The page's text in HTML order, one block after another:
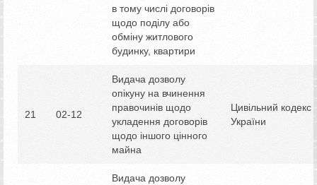
в тому числі договорів
щодо поділу або
обміну житлового
будинку, квартири
21 02-12
Видача дозволу
опікуну на вчинення
правочинів щодо
укладення договорів
щодо іншого цінного
майна
Цивільний кодекс
України
Видача дозволу